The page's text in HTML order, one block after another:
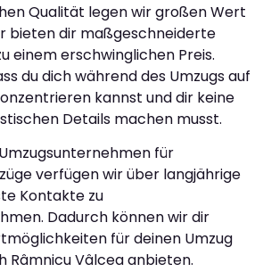
Qualität legen wir großen Wert
bieten dir maßgeschneiderte
einem erschwinglichen Preis.
du dich während des Umzugs auf
kannst und dir keine
Details machen musst.
für
verfügen wir über langjährige
Kontakte zu
Dadurch können wir dir
für deinen Umzug
Râmnicu Vâlcea anbieten.